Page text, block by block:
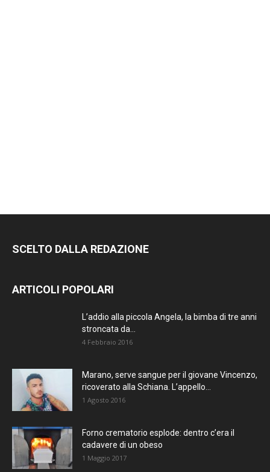
SCELTO DALLA REDAZIONE
ARTICOLI POPOLARI
L’addio alla piccola Angela, la bimba di tre anni
stroncata da...
4 Febbraio 2016
Marano, serve sangue per il giovane Vincenzo,
ricoverato alla Schiana. L’appello...
1 Agosto 2016
Forno crematorio esplode: dentro c’era il
cadavere di un obeso
1 Maggio 2017